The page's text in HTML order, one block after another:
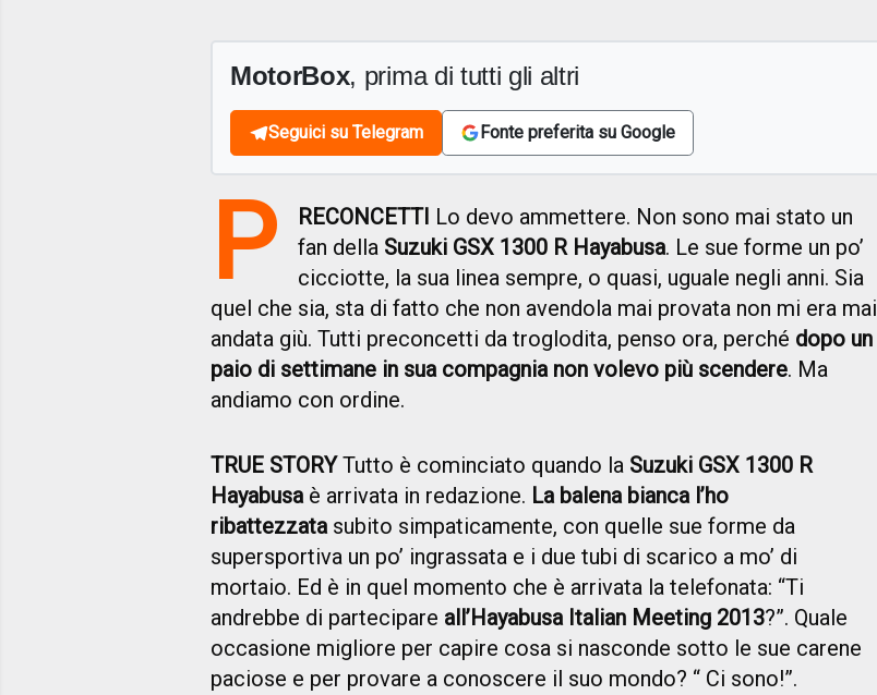
MotorBox, prima di tutti gli altri
Seguici su Telegram Fonte preferita su Google
P RECONCETTI Lo devo ammettere. Non sono mai stato un
fan della Suzuki GSX 1300 R Hayabusa. Le sue forme un po’
cicciotte, la sua linea sempre, o quasi, uguale negli anni. Sia
quel che sia, sta di fatto che non avendola mai provata non mi era mai
andata giù. Tutti preconcetti da troglodita, penso ora, perché dopo un
paio di settimane in sua compagnia non volevo più scendere. Ma
andiamo con ordine.
TRUE STORYTutto è cominciato quando la Suzuki GSX 1300 R
Hayabusaè arrivata in redazione. La balena bianca l’ho
ribattezzatasubito simpaticamente, con quelle sue forme da
supersportiva un po’ ingrassata e i due tubi di scarico a mo’ di
mortaio. Ed è in quel momento che è arrivata la telefonata: “Ti
andrebbe di partecipare all’Hayabusa Italian Meeting 2013?”. Quale
occasione migliore per capire cosa si nasconde sotto le sue carene
paciose e per provare a conoscere il suo mondo? “ Ci sono!”.